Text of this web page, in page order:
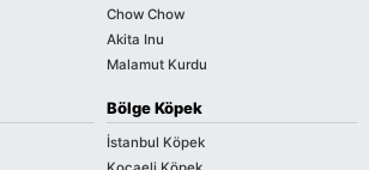
Chow Chow
Akita Inu
Malamut Kurdu
Bölge Köpek
İstanbul Köpek